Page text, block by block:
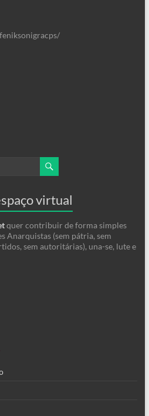
virtual
quer contribuir de forma simples
Anarquistas (sem pátria, sem
sem autoritárias), una-se, lute e